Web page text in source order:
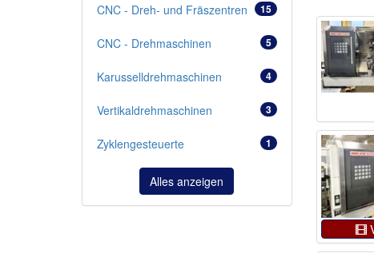
CNC - Dreh- und Fräszentren 15
CNC - Drehmaschinen 5
Karusselldrehmaschinen 4
Vertikaldrehmaschinen 3
Zyklengesteuerte 1
Alles anzeigen